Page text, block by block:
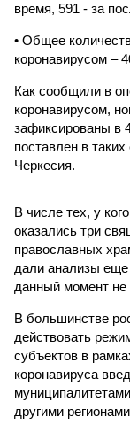
время, 591 - за
• Общее
коронавирусом –
Как сообщили в
коронавирусом,
зафиксированы в
поставлен в
Черкесия.
В числе тех, у
оказались три
православных
дали анализы
данный момент не
В большинстве
действовать
субъектов в
коронавируса
другими